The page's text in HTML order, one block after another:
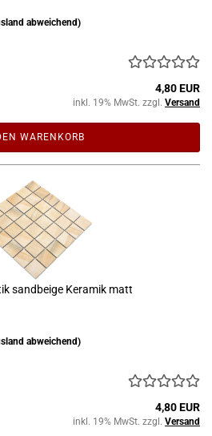
abweichend)
4,80 EUR
inkl. 19% MwSt. zzgl. Versand
WARENKORB
sandbeige Keramik matt
abweichend)
4,80 EUR
inkl. 19% MwSt. zzgl. Versand